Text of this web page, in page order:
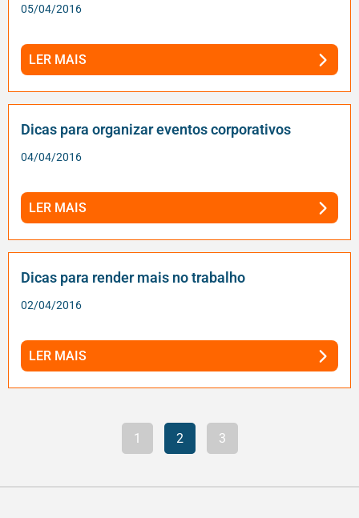
05/04/2016
LER MAIS
Dicas para organizar eventos corporativos
04/04/2016
LER MAIS
Dicas para render mais no trabalho
02/04/2016
LER MAIS
1 2 3